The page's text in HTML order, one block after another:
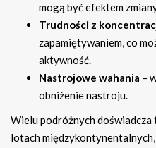
mogą być efektem
Trudności z
zapamiętywaniem, co
aktywność.
Nastrojowe wahania –
obniżenie nastroju.
Wielu podróżnych
lotach